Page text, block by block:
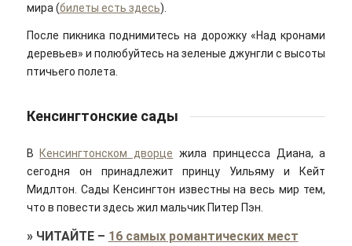
мира (билеты есть здесь).
После пикника поднимитесь на дорожку «Над кронами
деревьев» и полюбуйтесь на зеленые джунгли с высоты
птичьего полета.
Кенсингтонcкие сады
ВКенсингтонском дворце жила принцесса Диана, а
сегодня он принадлежит принцу Уильяму и Кейт
Мидлтон. Сады Кенсингтон известны на весь мир тем,
что в повести здесь жил мальчик Питер Пэн.
» ЧИТАЙТЕ– 16 самых романтических мест